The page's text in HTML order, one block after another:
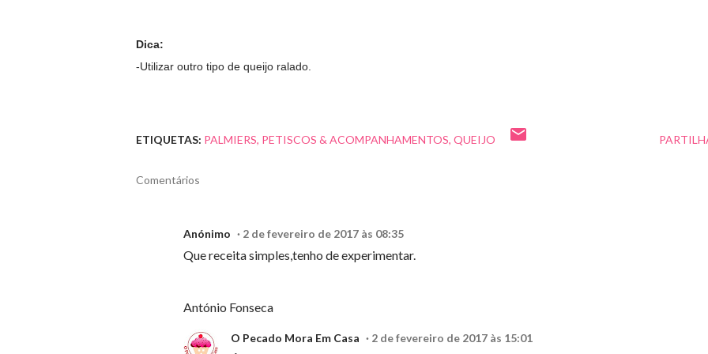
Dica:
-Utilizar outro tipo de queijo ralado.
ETIQUETAS: PALMIERS PETISCOS & ACOMPANHAMENTOS QUEIJO
Comentários
Anónimo 2 de fevereiro de 2017 às 08:35
Que receita simples,tenho de experimentar.
António Fonseca
O Pecado Mora Em Casa 2 de fevereiro de 2017 às 15:01